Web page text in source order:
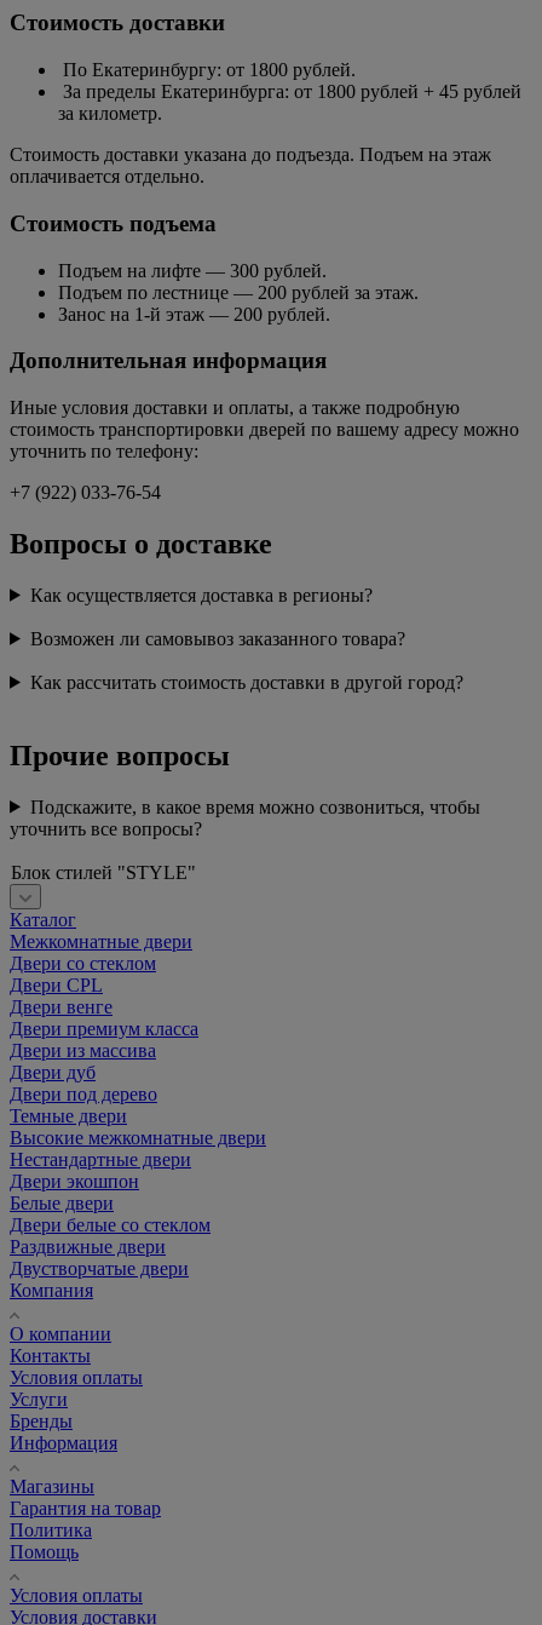
Стоимость доставки
По Екатеринбургу: от 1800 рублей.
За пределы Екатеринбурга: от 1800 рублей + 45 рублей
за километр.
Стоимость доставки указана до подъезда. Подъем на этаж
оплачивается отдельно.
Стоимость подъема
Подъем на лифте — 300 рублей.
Подъем по лестнице — 200 рублей за этаж.
Занос на 1-й этаж — 200 рублей.
Дополнительная информация
Иные условия доставки и оплаты, а также подробную
стоимость транспортировки дверей по вашему адресу можно
уточнить по телефону:
+7 (922) 033-76-54
Вопросы о доставке
Как осуществляется доставка в регионы?
Возможен ли самовывоз заказанного товара?
Как рассчитать стоимость доставки в другой город?
Прочие вопросы
Подскажите, в какое время можно созвониться, чтобы
уточнить все вопросы?
Блок стилей "STYLE"
Каталог
Межкомнатные двери
Двери со стеклом
Двери CPL
Двери венге
Двери премиум класса
Двери из массива
Двери дуб
Двери под дерево
Темные двери
Высокие межкомнатные двери
Нестандартные двери
Двери экошпон
Белые двери
Двери белые со стеклом
Раздвижные двери
Двустворчатые двери
Компания
О компании
Контакты
Условия оплаты
Услуги
Бренды
Информация
Магазины
Гарантия на товар
Политика
Помощь
Условия оплаты
Условия доставки